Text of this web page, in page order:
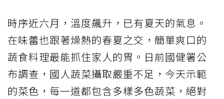
時序近六月，溫度飆升，已有夏天的氣息。
在味蕾也跟著燥熱的春夏之交，簡單爽口的
蔬食料理最能抓住家人的胃。日前國健署公
布調查，國人蔬菜攝取嚴重不足，今天示範
的菜色，每一道都包含多樣多色蔬菜，絕對